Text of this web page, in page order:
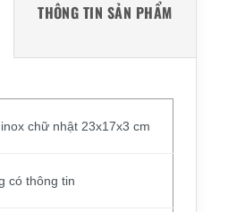
THÔNG TIN SẢN PHẨM
chữ nhật 23x17x3 cm
có thông tin